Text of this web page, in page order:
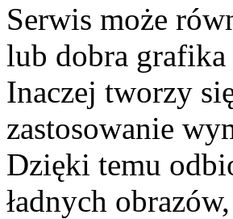
Serwis może
lub dobra
Inaczej tworzy
zastosowanie
Dzięki temu
ładnych